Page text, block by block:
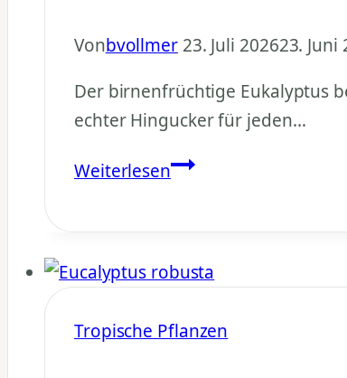
Vonbvollmer 23. Juli 202623. Juni
Der birnenfrüchtige Eukalyptus
echter Hingucker für jeden…
WeiterlesenEucalyptus
Pflege
Besonderheiten
Tropische Pflanzen